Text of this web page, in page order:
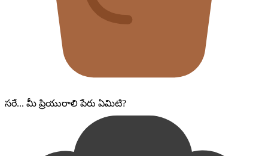
సరే... మీ ప్రియురాలి పేరు ఏమిటి?